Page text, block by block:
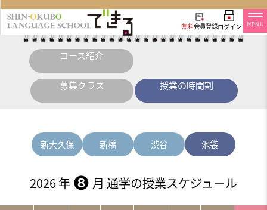
無料会員登録ログイン MENU
コース紹介
募集クラス 授業の時間割
新大久保 新橋 渋谷 池袋
2026 年 ❽ 月 通学の授業スケジュール